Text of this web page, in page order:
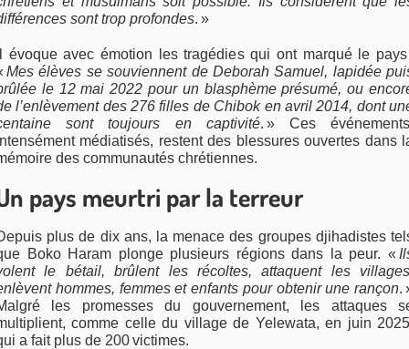
sont trop profondes. »
évoque avec émotion les tragédies qui ont marqué le pays
Mes élèves se souviennent de Deborah Samuel, lapidée
le 12 mai 2022 pour un blasphème présumé, ou
l’enlèvement des 276 filles de Chibok en avril 2014, dont
sont toujours en captivité. » Ces
médiatisés, restent des blessures ouvertes dans
des communautés chrétiennes.
pays meurtri par la terreur
plus de dix ans, la menace des groupes djihadistes
Boko Haram plonge plusieurs régions dans la peur. «
le bétail, brûlent les récoltes, attaquent les
hommes, femmes et enfants pour obtenir une rançon.
les promesses du gouvernement, les attaques
comme celle du village de Yelewata, en juin
a fait plus de 200 victimes.